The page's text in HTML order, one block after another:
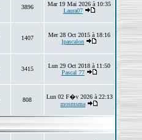
3896
Mar 19 Mai 2026 à 10:35
Laura07
1407
Mer 28 Oct 2015 à 18:16
lpascalon
3415
Lun 29 Oct 2018 à 11:50
Pascal 77
808
Lun 02 F�v 2026 à 22:13
mosmsma